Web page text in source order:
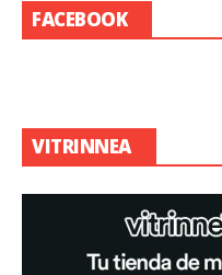
FACEBOOK
VITRINNEA